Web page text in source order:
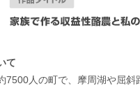
て
7500人の町で、摩周湖や屈